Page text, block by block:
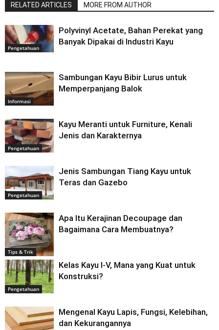
RELATED ARTICLES MORE FROM AUTHOR
Pengetahuan
Polyvinyl Acetate, Bahan Perekat yang
Banyak Dipakai di Industri Kayu
Informasi
Sambungan Kayu Bibir Lurus untuk
Memperpanjang Balok
Pengetahuan
Kayu Meranti untuk Furniture, Kenali
Jenis dan Karakternya
Pengetahuan
Jenis Sambungan Tiang Kayu untuk
Teras dan Gazebo
Tips & Trik
Apa Itu Kerajinan Decoupage dan
Bagaimana Cara Membuatnya?
Pengetahuan
Kelas Kayu I-V, Mana yang Kuat untuk
Konstruksi?
Mengenal Kayu Lapis, Fungsi, Kelebihan,
dan Kekurangannya